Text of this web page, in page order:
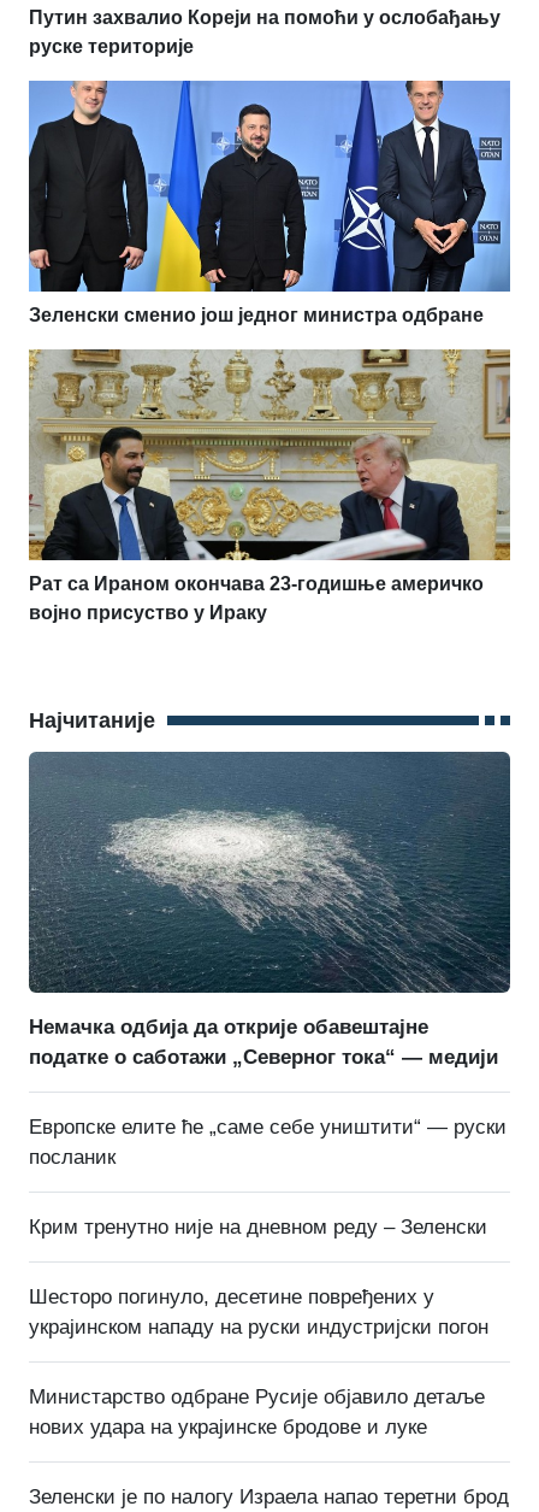
Путин захвалио Кореји на помоћи у ослобађању
руске територије
Зеленски сменио још једног министра одбране
Рат са Ираном окончава 23-годишње америчко
војно присуство у Ираку
Најчитаније
Немачка одбија да открије обавештајне
податке о саботажи „Северног тока“ — медији
Европске елите ће „саме себе уништити“ — руски
посланик
Крим тренутно није на дневном реду – Зеленски
Шесторо погинуло, десетине повређених у
украјинском нападу на руски индустријски погон
Министарство одбране Русије објавило детаље
нових удара на украјинске бродове и луке
Зеленски је по налогу Израела напао теретни брод